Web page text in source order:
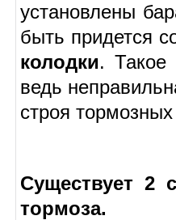
установлены
быть придется
колодки. Такое
ведь
строя
Существует 2
тормоза.